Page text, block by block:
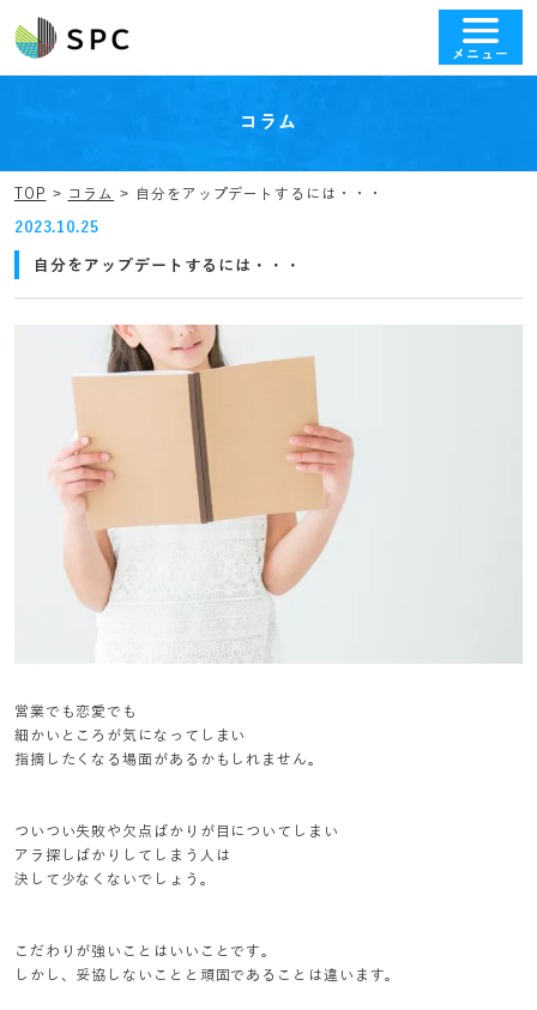
メニュー
コラム
TOP コラム
自分をアップデートするには・・・
2023.10.25
自分をアップデートするには・・・
営業でも恋愛でも
細かいところが気になってしまい
指摘したくなる場面があるかもしれません。
ついつい失敗や欠点ばかりが目についてしまい
アラ探しばかりしてしまう人は
決して少なくないでしょう。
こだわりが強いことはいいことです。
しかし、妥協しないことと頑固であることは違います。